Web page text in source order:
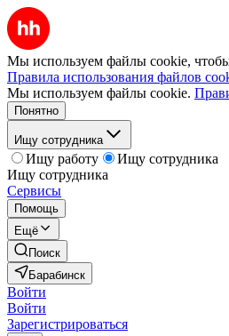
Мы используем файлы cookie, чтобы
Правила использования файлов
Мы используем файлы cookie.
Понятно
Ищу сотрудника
Ищу работу
Ищу сотрудника
Ищу сотрудника
Сервисы
Помощь
Ещё
Поиск
Барабинск
Войти
Войти
Зарегистрироваться